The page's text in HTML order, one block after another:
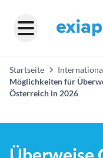
Startseite
Möglichkeiten für
Österreich in 2026